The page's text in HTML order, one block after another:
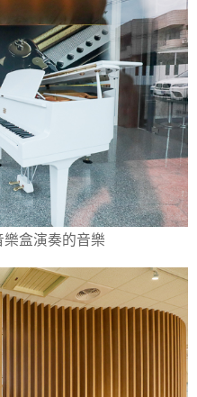
盒演奏的音樂